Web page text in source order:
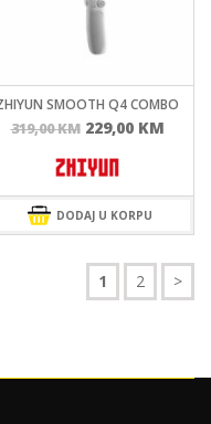
SMOOTH Q4 COMBO
319,00KM Izvorna
bila
je:
319,00 KM.
229,00 KM
DODAJ U KORPU
1 2 >